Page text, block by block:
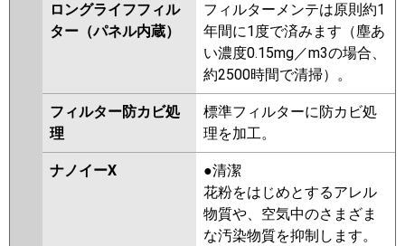
ロングライフフィル
ター（パネル内蔵）
フィルターメンテは原則約1
年間に1度で済みます（塵あ
い濃度0.15mg／m3の場合、
約2500時間で清掃）。
フィルター防カビ処
理
標準フィルターに防カビ処
理を加工。
ナノイーX
●清潔
花粉をはじめとするアレル
物質や、空気中のさまざま
な汚染物質を抑制します。